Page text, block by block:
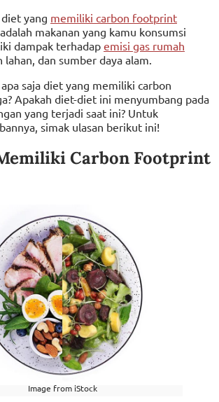
yang memiliki carbon footprint
makanan yang kamu konsumsi
dampak terhadap emisi gas rumah
lahan, dan sumber daya alam.
saja diet yang memiliki carbon
Apakah diet-diet ini menyumbang pada
yang terjadi saat ini? Untuk
simak ulasan berikut ini!
Carbon Footprint
Image from iStock